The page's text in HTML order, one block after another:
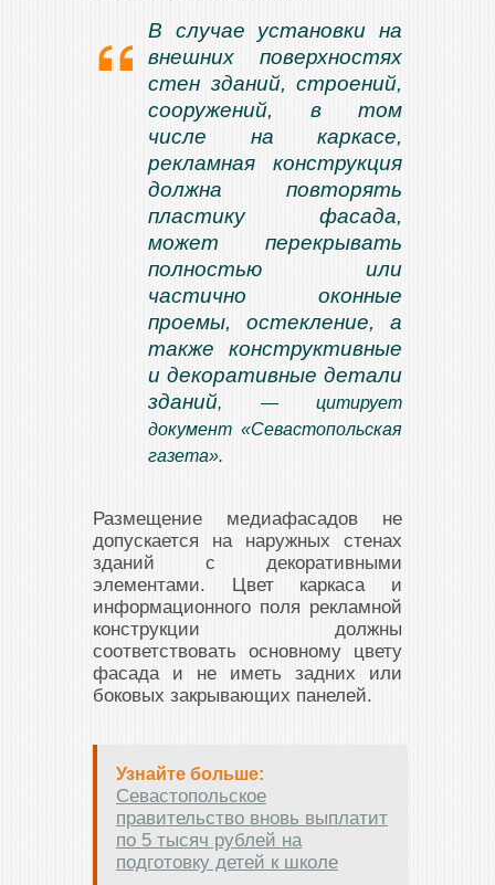
В случае установки на
внешних поверхностях
стен зданий, строений,
сооружений, в том
числе на каркасе,
рекламная конструкция
должна повторять
пластику фасада,
может перекрывать
полностью или
частично оконные
проемы, остекление, а
также конструктивные
и декоративные детали
зданий, — цитирует
документ «Севастопольская
газета».
Размещение медиафасадов не
допускается на наружных стенах
зданий с декоративными
элементами. Цвет каркаса и
информационного поля рекламной
конструкции должны
соответствовать основному цвету
фасада и не иметь задних или
боковых закрывающих панелей.
Узнайте больше:
Севастопольское
правительство вновь выплатит
по 5 тысяч рублей на
подготовку детей к школе